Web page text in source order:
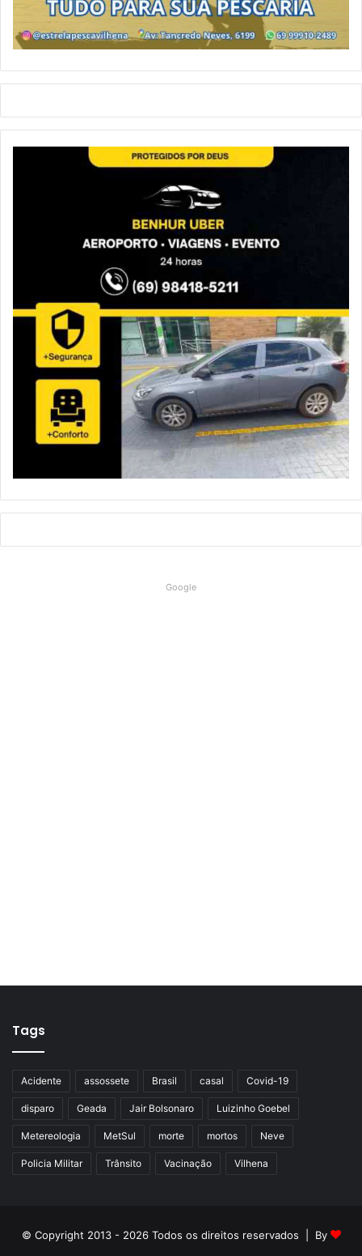
Google
Tags
Acidente assossete Brasil casal Covid-19
disparo Geada Jair Bolsonaro Luizinho Goebel
Metereologia MetSul morte mortos Neve
Policia Militar Trânsito Vacinação Vilhena
© Copyright 2013 - 2026 Todos os direitos reservados | By